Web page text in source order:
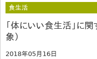
食生活
「体にいい食生活」に
象）
2018年05月16日